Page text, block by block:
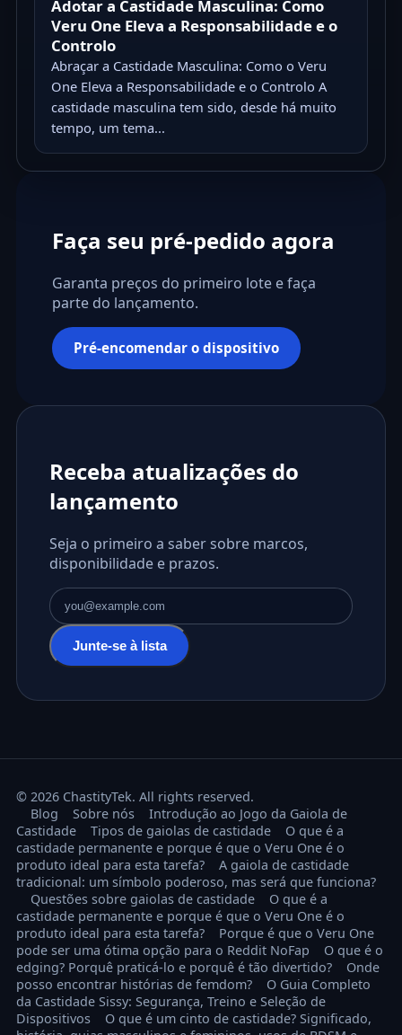
Adotar a Castidade Masculina: Como
Veru One Eleva a Responsabilidade e o
Controlo
Abraçar a Castidade Masculina: Como o Veru
One Eleva a Responsabilidade e o Controlo A
castidade masculina tem sido, desde há muito
tempo, um tema...
Faça seu pré-pedido agora
Garanta preços do primeiro lote e faça
parte do lançamento.
Pré-encomendar o dispositivo
Receba atualizações do
lançamento
Seja o primeiro a saber sobre marcos,
disponibilidade e prazos.
Endereço de email
Junte-se à lista
© 2026 ChastityTek. All rights reserved.
Blog
Sobre nós
Introdução ao Jogo da Gaiola de
Castidade
Tipos de gaiolas de castidade
O que é a
castidade permanente e porque é que o Veru One é o
produto ideal para esta tarefa?
A gaiola de castidade
tradicional: um símbolo poderoso, mas será que funciona?
Questões sobre gaiolas de castidade
O que é a
castidade permanente e porque é que o Veru One é o
produto ideal para esta tarefa?
Porque é que o Veru One
pode ser uma ótima opção para o Reddit NoFap
O que é o
edging? Porquê praticá-lo e porquê é tão divertido?
Onde
posso encontrar histórias de femdom?
O Guia Completo
da Castidade Sissy: Segurança, Treino e Seleção de
Dispositivos
O que é um cinto de castidade? Significado,